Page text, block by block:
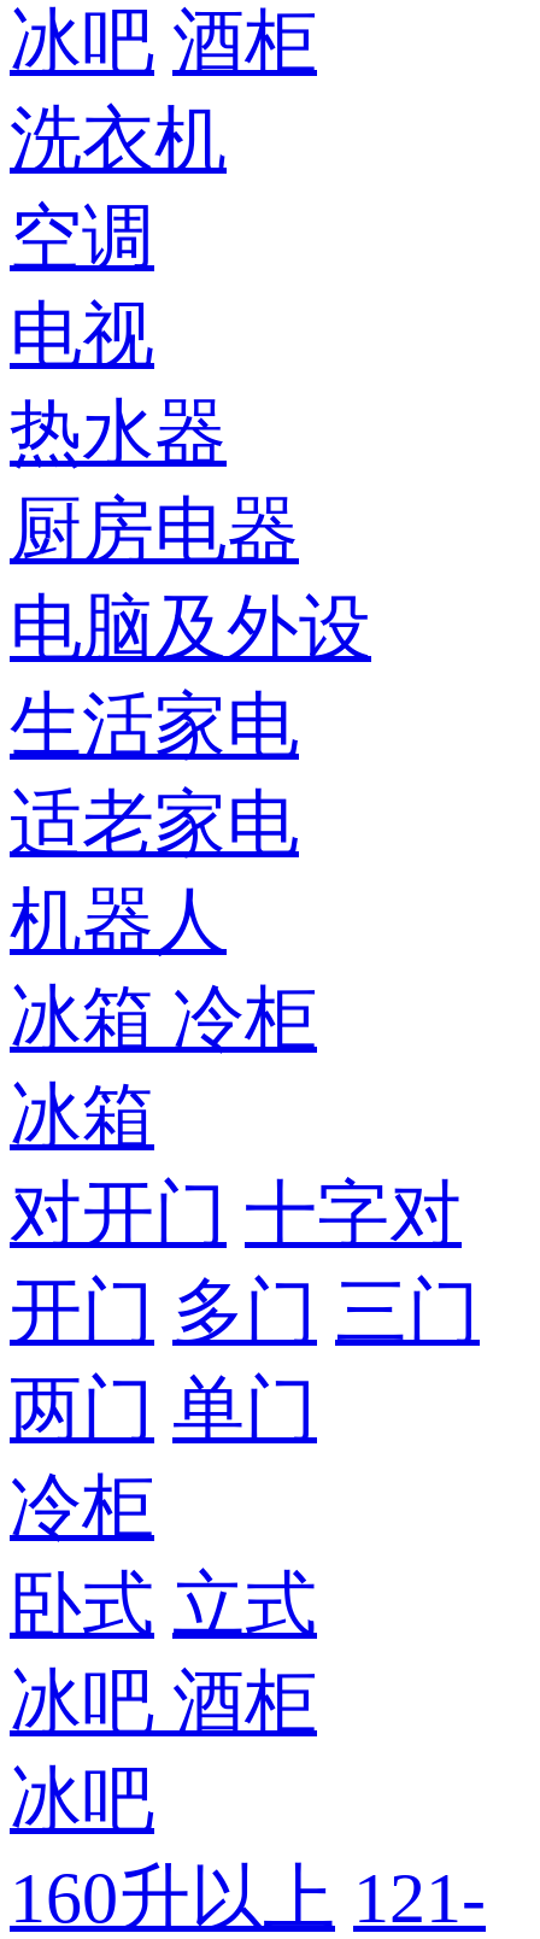
冰吧 酒柜
洗衣机
空调
电视
热水器
厨房电器
电脑及外设
生活家电
适老家电
机器人
冰箱 冷柜
冰箱
对开门 十字对
开门 多门 三门
两门 单门
冷柜
卧式 立式
冰吧 酒柜
冰吧
160升以上 121-